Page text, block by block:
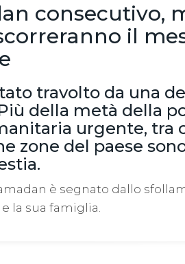
consecutivo,
il
travolto da una
della metà della
urgente, tra
zone del paese
è segnato dallo
la sua famiglia.